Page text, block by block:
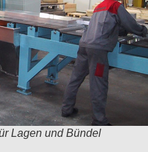
Lagen und Bündel